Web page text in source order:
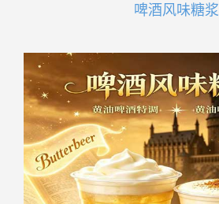
啤酒风味糖浆